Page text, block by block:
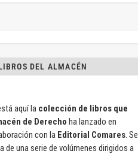
DEL ALMACÉN
aquí la colección de libros que
de Derecho ha lanzado en
con la Editorial Comares. Se
de una serie de volúmenes dirigidos a